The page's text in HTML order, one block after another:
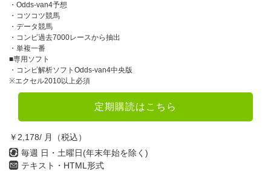
・Odds-van4予想
・コツコツ競馬
・データ競馬
・コンピ過去7000レースから抽出
・単複一番
■専用ソフト
・コンピ解析ソフトOdds-van4中央版
※エクセル2010以上必須
定期購読はこちら
￥2,178/ 月（税込）
毎週 日・土曜日(年末年始を除く)
テキスト・HTML形式
2022年
1月
4月 5月
7月 8月 9月
2021年
1月